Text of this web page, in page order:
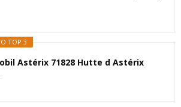
TOP 3
Astérix 71828 Hutte d Astérix